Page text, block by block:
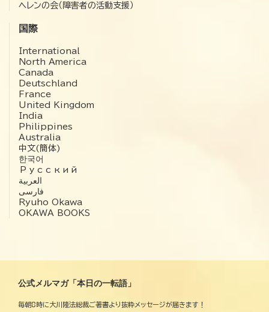
ヘレンの会（障害者の活動支援）
国際
International
North America
Canada
Deutschland
France
United Kingdom
India
Philippines
Australia
中文(簡体)
한국어
Русский
العربية‏
فارسی
Ryuho Okawa
OKAWA BOOKS
公式メルマガ「本日の一転語」
毎朝8時に大川隆法総裁ご著書より抜粋メッセージが届きます！